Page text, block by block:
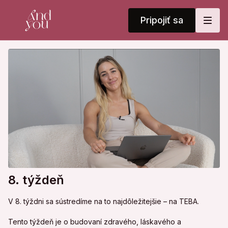
Pripojiť sa
8. týždeň
V 8. týždni sa sústredíme na to najdôležitejšie – na TEBA.
Tento týždeň je o budovaní zdravého, láskavého a